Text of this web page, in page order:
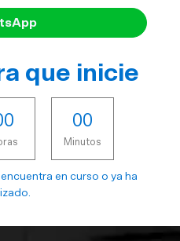
que inicie
0 00
Minutos
en curso o ya ha